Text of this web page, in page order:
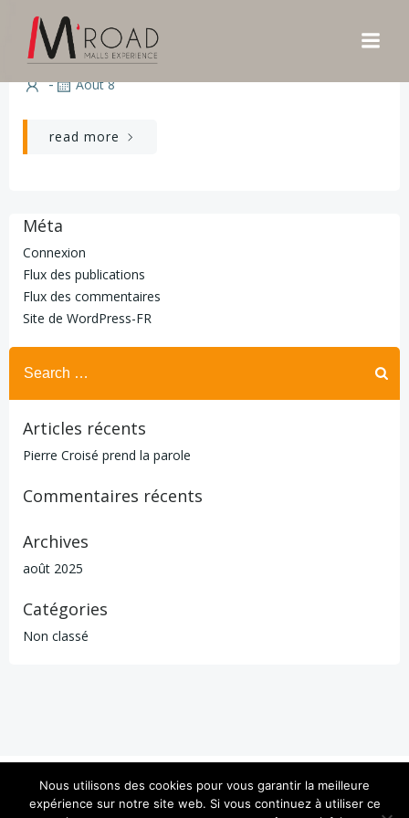
CARREFOUR ALENCON / CONDE- SUR-
SARTHE
- Août 8
read more
Méta
Connexion
Flux des publications
Flux des commentaires
Site de WordPress-FR
Search
for:
Articles récents
Pierre Croisé prend la parole
Commentaires récents
Archives
août 2025
Catégories
Non classé
Mentions légales
Nous utilisons des cookies pour vous garantir la meilleure
expérience sur notre site web. Si vous continuez à utiliser ce